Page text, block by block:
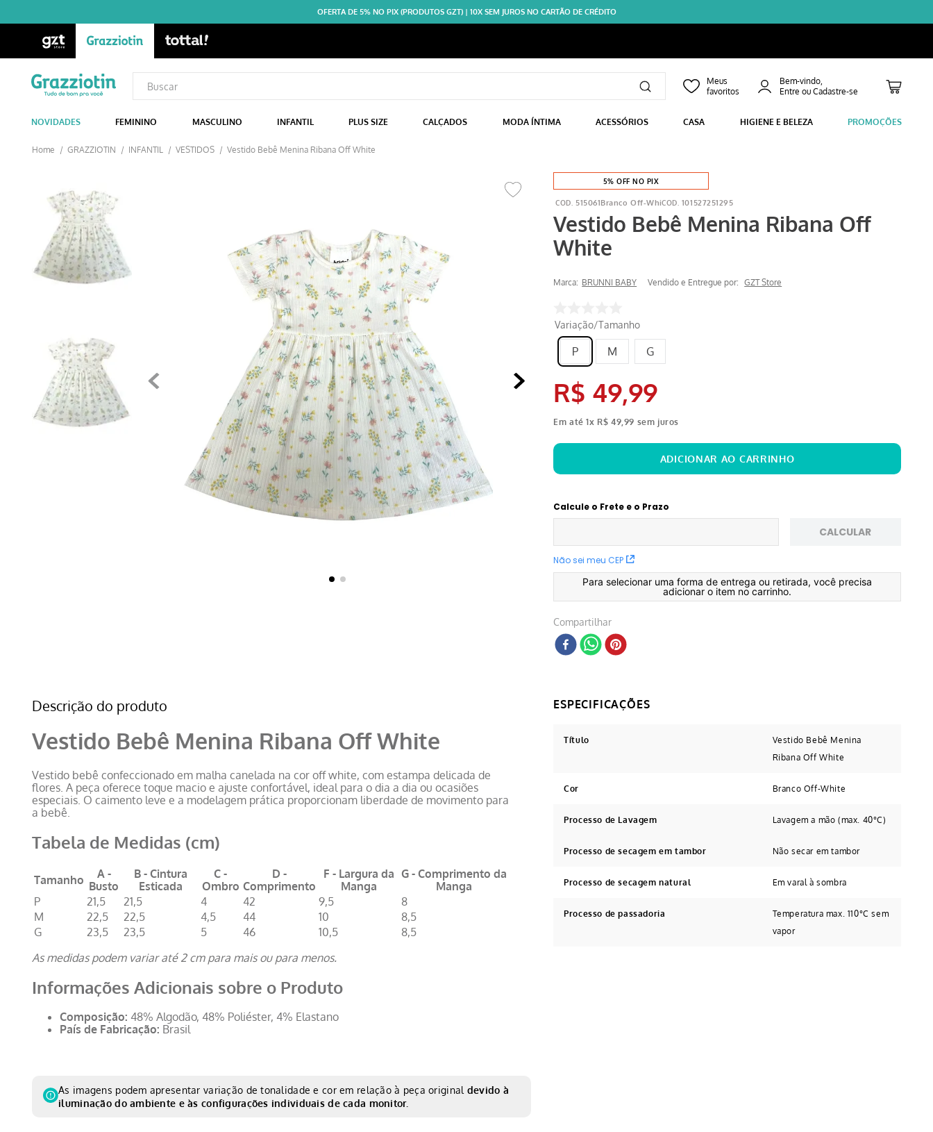
OFERTA DE 5% NO PIX (PRODUTOS GZT) | 10X SEM JUROS NO CARTÃO DE CRÉDITO
Bem-vindo,
NOVIDADES FEMININO MASCULINO INFANTIL PLUS SIZE CALÇADOS MODA ÍNTIMA ACESSÓRIOS CASA HIGIENE E BELEZA PROMOÇÕES
GRAZZIOTIN INFANTIL VESTIDOS Vestido Bebê Menina Ribana Off White
5% OFF NO PIX
515061Branco Off-Whi 101527251295
Vestido Bebê Menina Ribana Off
White
Marca: BRUNNI BABY Vendido e Entregue por: GZT Store
Variação/Tamanho
P M G
R$ 49,99
Em até1x R$ 49,99 sem juros
Calcule o Frete e o Prazo
Não sei meu CEP
CALCULAR
Para selecionar uma forma de entrega ou retirada, você precisa
adicionar o item no carrinho.
Compartilhar
Descrição do produto
Vestido Bebê Menina Ribana Off White
Vestido bebê confeccionado em malha canelada na cor off white, com estampa delicada de
flores. A peça oferece toque macio e ajuste confortável, ideal para o dia a dia ou ocasiões
especiais. O caimento leve e a modelagem prática proporcionam liberdade de movimento para
a bebê.
Tabela de Medidas (cm)
Tamanho
A -
Busto
B - Cintura
Esticada
C -
Ombro
D -
Comprimento
F - Largura da
Manga
G - Comprimento da
Manga
P
21,5 21,5 4 42 9,5
8
M
22,5 22,5 4,5 44 10
8,5
G
23,5 23,5 5 46 10,5
8,5
As medidas podem variar até 2 cm para mais ou para menos.
Informações Adicionais sobre o Produto
Composição: 48% Algodão, 48% Poliéster, 4% Elastano
País de Fabricação: Brasil
As imagens podem apresentar variação de tonalidade e cor em relação à peça original devido à
iluminação do ambiente e às configurações individuais de cada monitor.
Título
Vestido Bebê Menina
Ribana Off White
Cor Branco Off-White
Processo de Lavagem Lavagem a mão (max. 40°C)
Processo de secagem em tambor Não secar em tambor
Processo de secagem natural Em varal à sombra
Processo de passadoria
Temperatura max. 110°C sem
vapor